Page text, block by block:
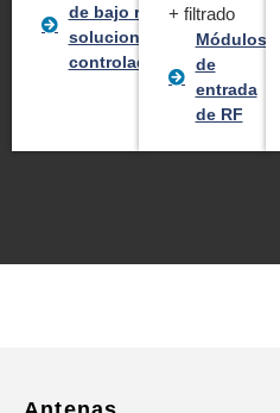
de bajo ruido y
soluciones de
controladores
+ filtrado
Módulos
de
entrada
de RF